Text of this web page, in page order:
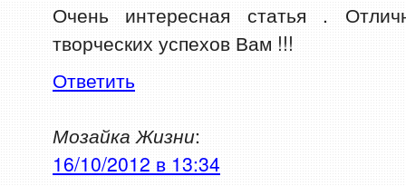
Очень интересная статья .
творческих успехов Вам !!!
Ответить
Мозайка Жизни:
16/10/2012 в 13:34